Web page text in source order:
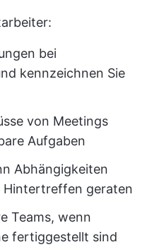
bei
kennzeichnen Sie
von Meetings
Aufgaben
Abhängigkeiten
Hintertreffen geraten
Teams, wenn
fertiggestellt sind